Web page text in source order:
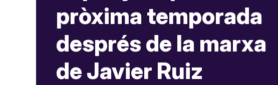
pròxima temporada
després de la marxa
de Javier Ruiz